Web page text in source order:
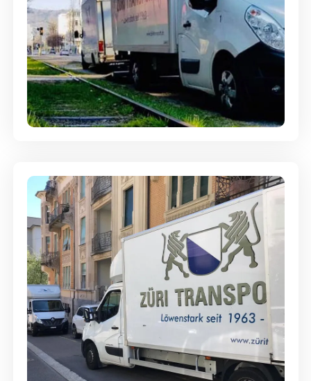
Ein- und Auspackservice